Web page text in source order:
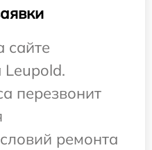
сайте
Leupold.
перезвонит
ремонта